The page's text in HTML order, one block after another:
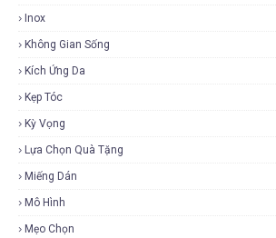
Inox
Không Gian Sống
Kích Ứng Da
Kẹp Tóc
Kỳ Vọng
Lựa Chọn Quà Tặng
Miếng Dán
Mô Hình
Mẹo Chọn